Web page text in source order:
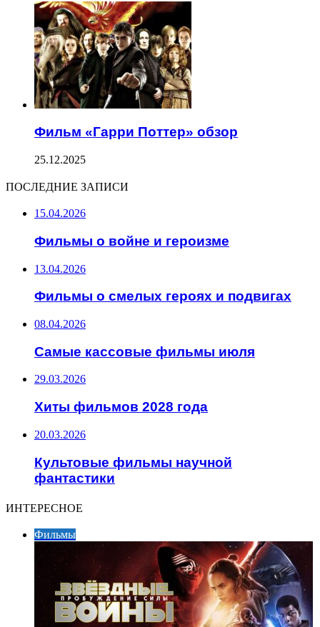
Фильм «Гарри Поттер» обзор
25.12.2025
ПОСЛЕДНИЕ ЗАПИСИ
15.04.2026
Фильмы о войне и героизме
13.04.2026
Фильмы о смелых героях и подвигах
08.04.2026
Самые кассовые фильмы июля
29.03.2026
Хиты фильмов 2028 года
20.03.2026
Культовые фильмы научной
фантастики
ИНТЕРЕСНОЕ
Фильмы